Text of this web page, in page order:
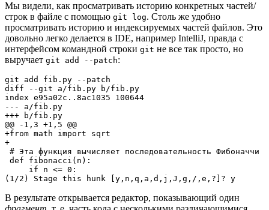
Мы видели, как просматривать историю конкретных частей/
строк в файле с помощью git log. Столь же удобно
просматривать историю и индексируемых частей файлов. Это
довольно легко делается в IDE, например IntelliJ, правда с
интерфейсом командной строки git не все так просто, но
выручает git add --patch:
git add fib.py --patch
diff --git a/fib.py b/fib.py
index e95a02c..8ac1035 100644
--- a/fib.py
+++ b/fib.py
@@ -1,3 +1,5 @@
+from math import sqrt
+
(1/2) Stage this hunk [y,n,q,a,d,j,J,g,/,e,?]? y
В результате открывается редактор, показывающий один